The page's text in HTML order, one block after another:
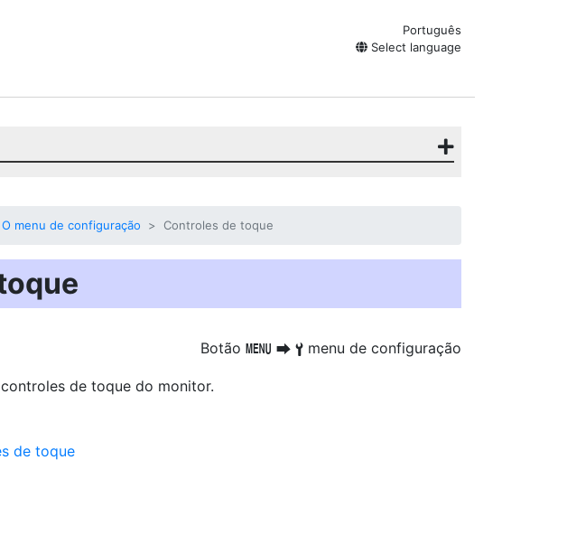
Português
Select language
O menu de configuração Controles de toque
Botão G U B menu de configuração
de toque do monitor.
de toque